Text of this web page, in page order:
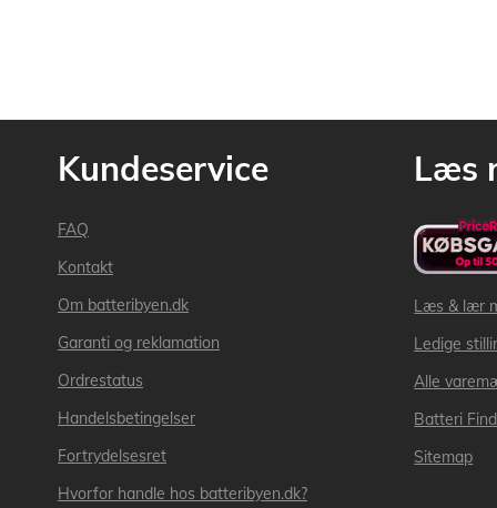
Kundeservice
FAQ
Kontakt
Om batteribyen.dk
Garanti og reklamation
Ordrestatus
Handelsbetingelser
Fortrydelsesret
Hvorfor handle hos batteribyen.dk?
Læs
Læs & lær
Ledige
Alle
Batteri
Sitemap